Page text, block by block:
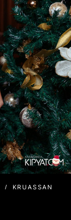
KRUASSAN